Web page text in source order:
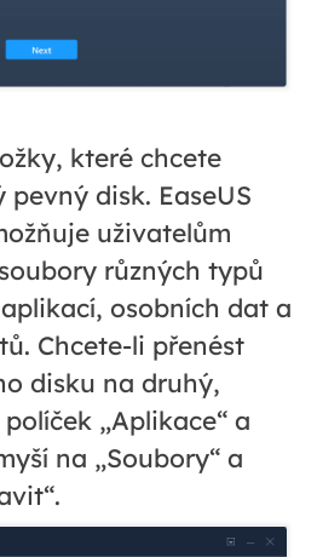
které chcete
disk. EaseUS
uživatelům
různých typů
osobních dat a
Chcete-li přenést
disku na druhý,
„Aplikace“ a
na „Soubory“ a